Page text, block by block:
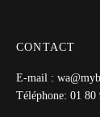
CONTACT
E-mail :
Téléphone: 01 80